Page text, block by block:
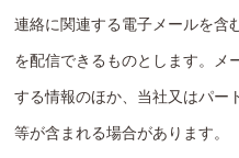
連絡に関連する電子メールを含
を配信できるものとします。メ
する情報のほか、当社又はパー
等が含まれる場合があります。